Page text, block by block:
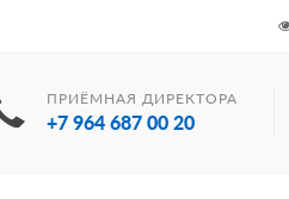
ПРИЁМНАЯ ДИРЕКТОРА
+7 964 687 00 20